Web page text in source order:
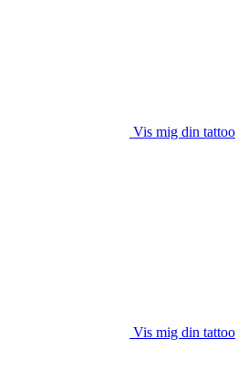
Vis mig din tattoo
Vis mig din tattoo